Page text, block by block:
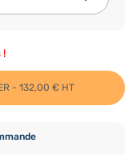
!
- 132,00 € HT